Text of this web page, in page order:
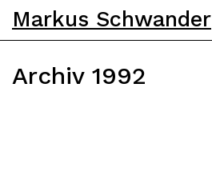
Markus Schwander
Archiv 1992